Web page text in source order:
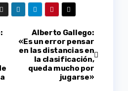
Alberto Gallego:
«Es un error pensar
en las distancias en
la clasificación,
queda mucho por
jugarse»